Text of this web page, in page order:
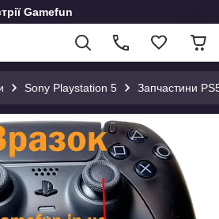
Gamefun
Sony Playstation 5 Запчастини